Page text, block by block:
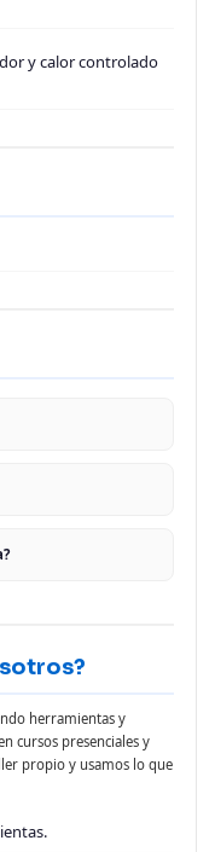
y calor controlado
herramientas y
cursos presenciales y
propio y usamos lo que